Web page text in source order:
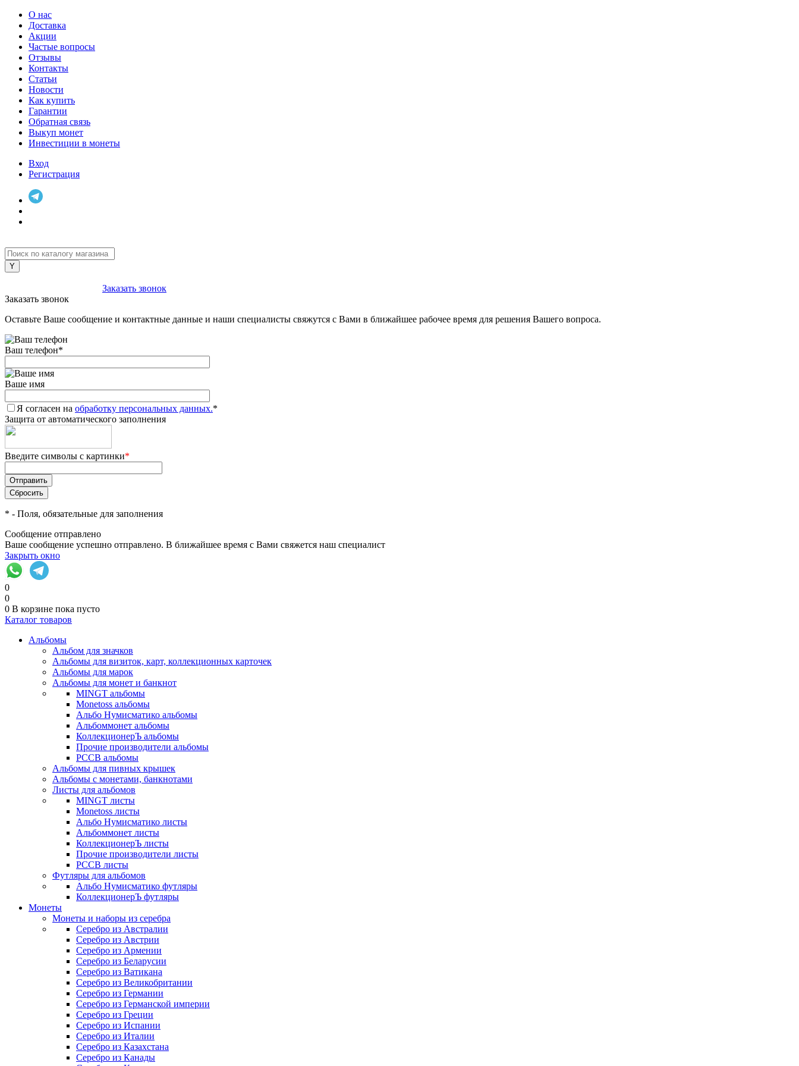
О нас
Доставка
Акции
Частые вопросы
Отзывы
Контакты
Статьи
Новости
Как купить
Гарантии
Обратная связь
Выкуп монет
Инвестиции в монеты
Вход
Регистрация
Заказать звонок
Заказать звонок
Оставьте Ваше сообщение и контактные данные и наши специалисты свяжутся с Вами в ближайшее рабочее время для решения Вашего вопроса.
Ваш телефон*
Ваше имя
Я согласен на обработку персональных данных.*
Защита от автоматического заполнения
Введите символы с картинки*
* - Поля, обязательные для заполнения
Сообщение отправлено
Ваше сообщение успешно отправлено. В ближайшее время с Вами свяжется наш специалист
Закрыть окно
0
0
0 В корзине пока пусто
Каталог товаров
Альбомы
Альбом для значков
Альбомы для визиток, карт, коллекционных карточек
Альбомы для марок
Альбомы для монет и банкнот
MINGT альбомы
Monetoss альбомы
Альбо Нумисматико альбомы
Альбоммонет альбомы
КоллекционерЪ альбомы
Прочие производители альбомы
РССВ альбомы
Альбомы для пивных крышек
Альбомы с монетами, банкнотами
Листы для альбомов
MINGT листы
Monetoss листы
Альбо Нумисматико листы
Альбоммонет листы
КоллекционерЪ листы
Прочие производители листы
РССВ листы
Футляры для альбомов
Альбо Нумисматико футляры
КоллекционерЪ футляры
Монеты
Монеты и наборы из серебра
Серебро из Австралии
Серебро из Австрии
Серебро из Армении
Серебро из Беларусии
Серебро из Ватикана
Серебро из Великобритании
Серебро из Германии
Серебро из Германской империи
Серебро из Греции
Серебро из Испании
Серебро из Италии
Серебро из Казахстана
Серебро из Канады